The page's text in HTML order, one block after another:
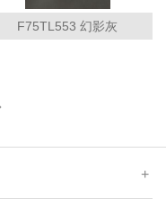
F75TL553 幻影灰
+